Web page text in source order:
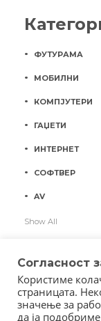
ФУТУРАМА
МОБИЛНИ
КОМПЈУТЕРИ
ГАЏЕТИ
ИНТЕРНЕТ
СОФТВЕР
AV
Show All
Согласност
Користиме
страницата.
значење за
да ја